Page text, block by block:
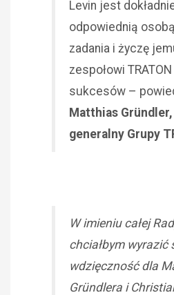
Levin jest
odpowiednią
zadania i życzę
zespołowi
sukcesów –
Matthias
generalny Grupy
W imieniu całej
chciałbym wyrazić
wdzięczność dla
Gründlera i